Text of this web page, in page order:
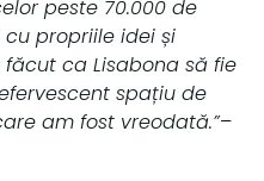
peste 70.000 de
propriile idei și
ca Lisabona să fie
spațiu de
am fost vreodată.”–